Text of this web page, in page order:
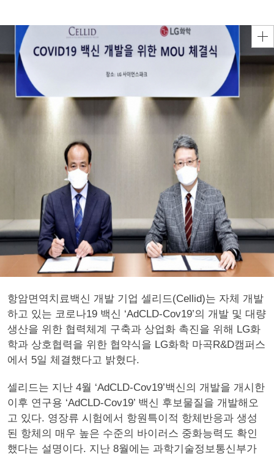
항암면역치료백신 개발 기업 셀리드(Cellid)는 자체 개발
하고 있는 코로나19 백신 ‘AdCLD-Cov19’의 개발 및 대량
생산을 위한 협력체계 구축과 상업화 촉진을 위해 LG화
학과 상호협력을 위한 협약식을 LG화학 마곡R&D캠퍼스
에서 5일 체결했다고 밝혔다.
셀리드는 지난 4월 ‘AdCLD-Cov19’백신의 개발을 개시한
이후 연구용 ‘AdCLD-Cov19’ 백신 후보물질을 개발해오
고 있다. 영장류 시험에서 항원특이적 항체반응과 생성
된 항체의 매우 높은 수준의 바이러스 중화능력도 확인
했다는 설명이다. 지난 8월에는 과학기술정보통신부가